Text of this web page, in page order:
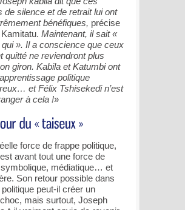
de silence et de retrait lui ont
bénéfiques, précise
Maintenant, il sait «
». Il a conscience que ceux
quitté ne reviendront plus
giron. Kabila et Katumbi ont
politique
et Félix Tshisekedi n’est
à cela !»
force de frappe politique,
avant tout une force de
médiatique… et
Son retour possible dans
politique peut-il créer un
mais surtout, Joseph